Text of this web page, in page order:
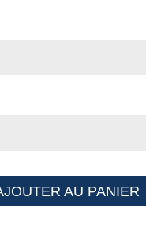
AU PANIER